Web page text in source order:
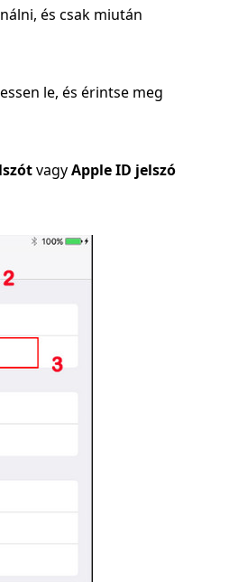
és csak miután
le, és érintse meg
vagyApple ID jelszó